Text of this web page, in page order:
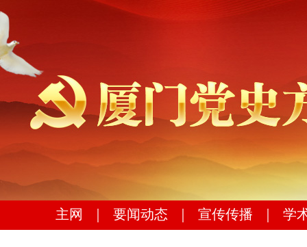
主网 要闻动态 宣传传播 学